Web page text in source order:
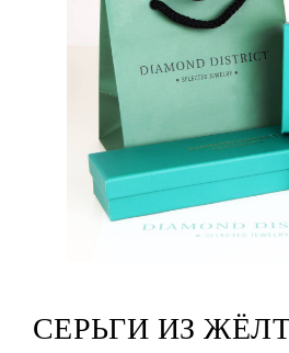
СЕРЬГИ ИЗ